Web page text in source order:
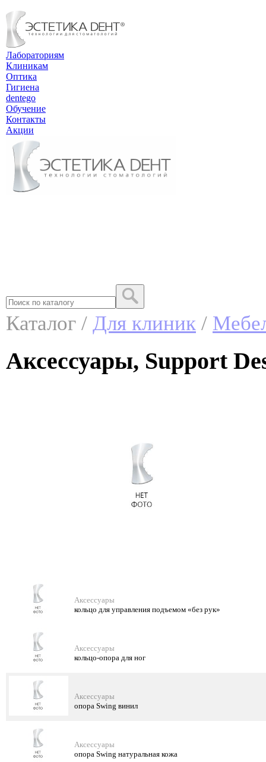
Лабораториям
Клиникам
Оптика
Гигиена
dentego
Обучение
Контакты
Акции
Каталог / Для клиник /
Аксессуары, Support
Аксессуары
кольцо для управления подъемом «без рук»
Аксессуары
кольцо-опора для ног
Аксессуары
опора Swing винил
Аксессуары
опора Swing натуральная кожа